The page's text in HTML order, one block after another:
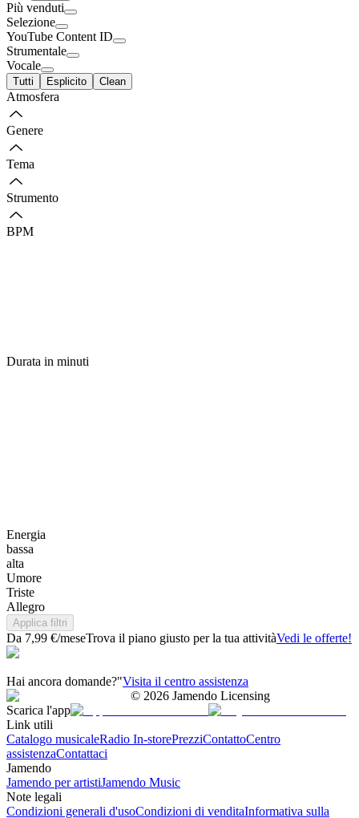
Più venduti
Selezione
YouTube Content ID
Strumentale
Vocale
Tutti Esplicito Clean
Atmosfera
Genere
Tema
Strumento
BPM
Durata in minuti
Energia
bassa
alta
Umore
Triste
Allegro
Applica filtri
Da 7,99 €/meseTrova il piano giusto per la tua attivitàVedi le offerte!
Hai ancora domande?"Visita il centro assistenza
© 2026 Jamendo Licensing
Scarica l'app
Link utili
Catalogo musicaleRadio In-storePrezziContattoCentro
assistenzaContattaci
Jamendo
Jamendo per artistiJamendo Music
Note legali
Condizioni generali d'usoCondizioni di venditaInformativa sulla